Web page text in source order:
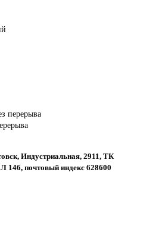
перерыва
Индустриальная, 2911, ТК
почтовый индекс 628600